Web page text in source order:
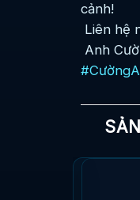
cảnh!
Liên hệ
Anh